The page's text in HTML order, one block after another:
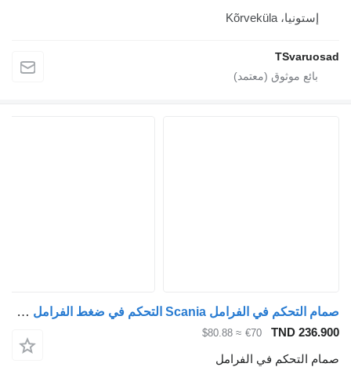
إستونيا، Kõrveküla
TSvaruosad
صمام التحكم في الفرامل Scania التحكم في ضغط الفرامل 1867518 لـ السيارات القاطرة Scania R480
TND 236.900
€70
≈ $80.88
صمام التحكم في الفرامل